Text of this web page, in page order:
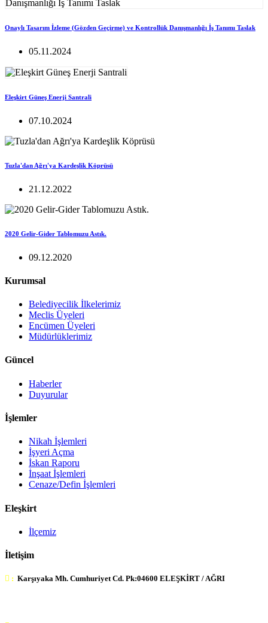
Onaylı Tasarım İzleme (Gözden Geçirme) ve Kontrollük Danışmanlığı İş Tanımı Taslak
05.11.2024
Eleşkirt Güneş Enerji Santrali
07.10.2024
Tuzla'dan Ağrı'ya Kardeşlik Köprüsü
21.12.2022
2020 Gelir-Gider Tablomuzu Astık.
09.12.2020
Kurumsal
Belediyecilik İlkelerimiz
Meclis Üyeleri
Encümen Üyeleri
Müdürlüklerimiz
Güncel
Haberler
Duyurular
İşlemler
Nikah İşlemleri
İşyeri Açma
İskan Raporu
İnşaat İşlemleri
Cenaze/Defin İşlemleri
Eleşkirt
İlçemiz
İletişim
: Karşıyaka Mh. Cumhuriyet Cd. Pk:04600 ELEŞKİRT / AĞRI